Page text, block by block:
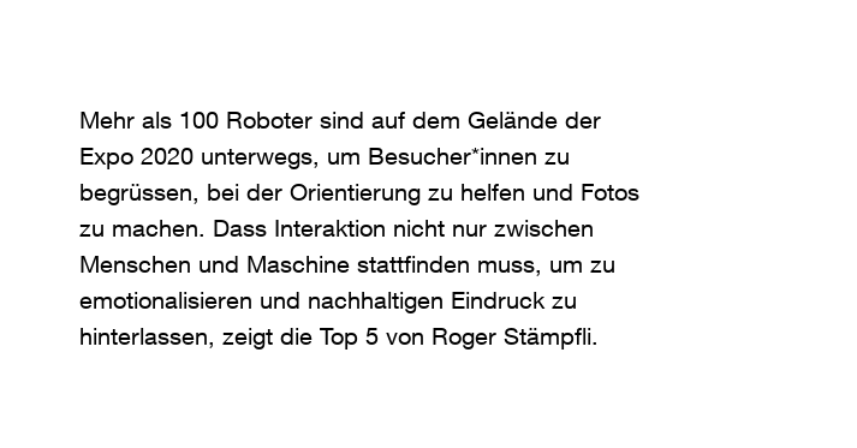
Mehr als 100 Roboter sind auf dem Gelände der
Expo 2020 unterwegs, um Besucher*innen zu
begrüssen, bei der Orientierung zu helfen und Fotos
zu machen. Dass Interaktion nicht nur zwischen
Menschen und Maschine stattfinden muss, um zu
emotionalisieren und nachhaltigen Eindruck zu
hinterlassen, zeigt die Top 5 von Roger Stämpfli.